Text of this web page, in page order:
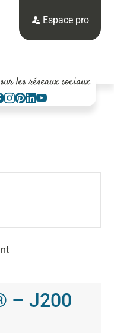
Espace pro
les réseaux sociaux
– J200